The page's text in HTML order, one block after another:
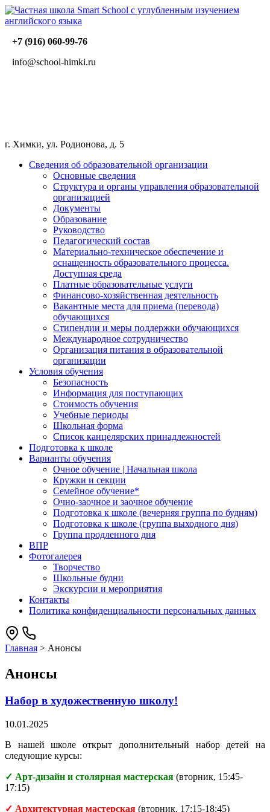
+7 (916) 060-99-76
info@school-himki.ru
г. Химки, ул. Родионова, д. 5
Сведения об образовательной организации
Основные сведения
Структура и органы управления образовательной
организацией
Документы
Образование
Руководство
Педагогический состав
Материально-техническое обеспечение и
оснащенность образовательного процесса.
Доступная среда
Платные образовательные услуги
Финансово-хозяйственная деятельность
Вакантные места для приема (перевода)
обучающихся
Стипендии и меры поддержки обучающихся
Международное сотрудничество
Организация питания в образовательной
организации
Условия обучения
Безопасность
Информация для поступающих
Стоимость обучения
Учебные периоды
Школьная форма
Список канцелярских принадлежностей
Подготовка к школе
Варианты обучения
Очное обучение | Начальная школа
Кружки и секции
Семейное обучение*
Очно-заочное и заочное обучение
Подготовка к школе (вечерняя группа по будням)
Подготовка к школе (группа выходного дня)
Группа продленного дня
ВПР
Фотогалерея
Творчество
Школьные будни
Экскурсии и мероприятия
Контакты
Политика конфиденциальности персональных данных
Главная > Анонсы
Анонсы
Набор в художественную школу!
10.01.2025
В нашей школе открыт дополнительный набор детей на
следующие курсы:
✓ Арт-дизайн и столярная мастерская (вторник, 15:45-
17:15)
✓ Архитектурная мастерская (вторник, 17:15-18:45)